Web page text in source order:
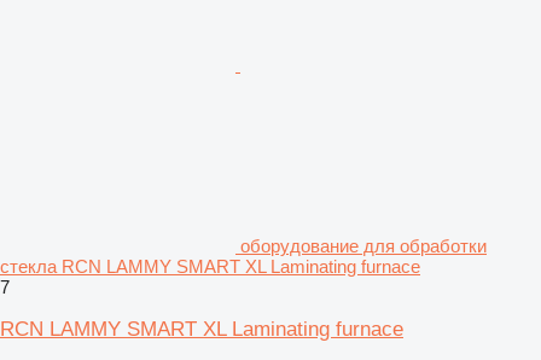
оборудование для обработки
стекла RCN LAMMY SMART XL Laminating furnace
7
RCN LAMMY SMART XL Laminating furnace